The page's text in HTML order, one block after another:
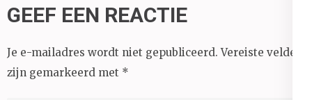
GEEF EEN REACTIE
Je e-mailadres wordt niet gepubliceerd. Vereiste velden
zijn gemarkeerd met *